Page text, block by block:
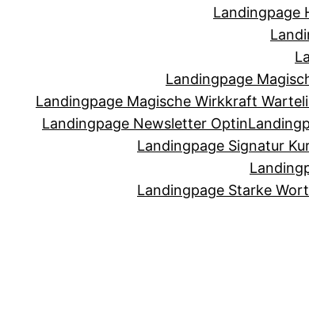
Landingpage
Landingpage
Landingpage Magische Wirkkraft
Landingpage Newsletter Optin
Landingpage Signatur
Landingpage Starke